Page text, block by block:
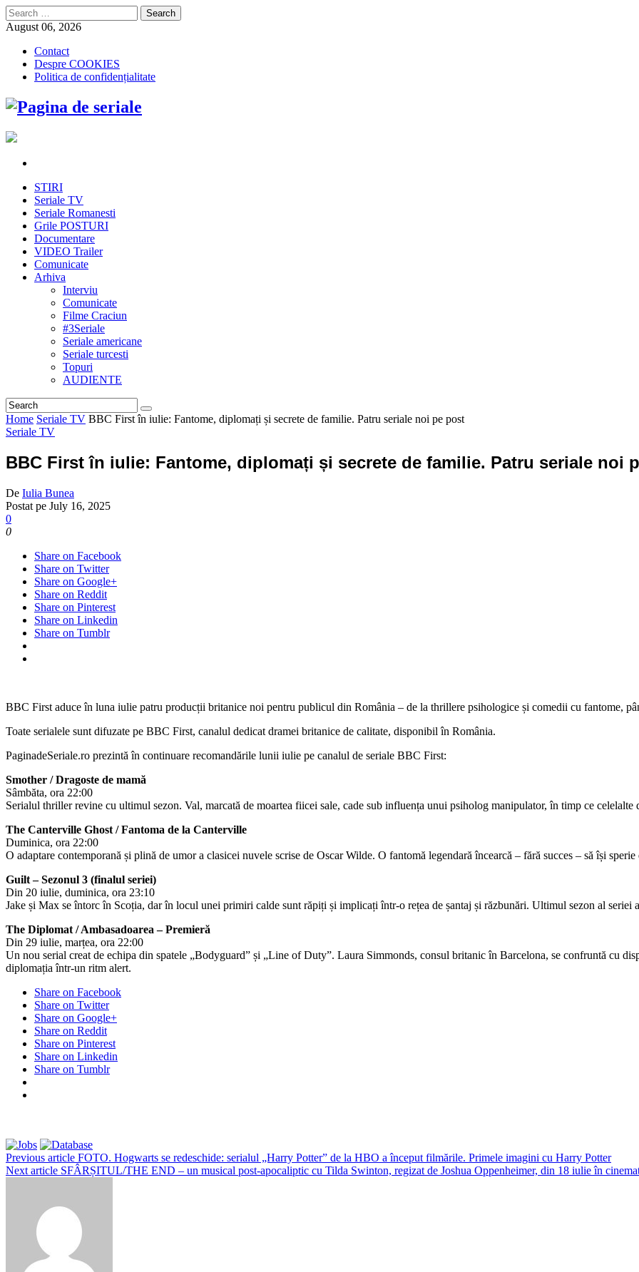
Search
for:
August 06, 2026
Contact
Despre COOKIES
Politica de confidențialitate
STIRI
Seriale TV
Seriale Romanesti
Grile POSTURI
Documentare
VIDEO Trailer
Comunicate
Arhiva
Interviu
Comunicate
Filme Craciun
#3Seriale
Seriale americane
Seriale turcesti
Topuri
AUDIENTE
Home Seriale TV BBC First în iulie: Fantome, diplomați și secrete de familie. Patru seriale noi pe post
Seriale TV
BBC First în iulie: Fantome, diplomați și secrete de familie. Patru seriale noi
De Iulia Bunea
Postat pe July 16, 2025
0
0
Share on Facebook
Share on Twitter
Share on Google+
Share on Reddit
Share on Pinterest
Share on Linkedin
Share on Tumblr
BBC First aduce în luna iulie patru producții britanice noi pentru publicul din România – de la thrillere psihologice și comedii cu fantome,
Toate serialele sunt difuzate pe BBC First, canalul dedicat dramei britanice de calitate, disponibil în România.
PaginadeSeriale.ro prezintă în continuare recomandările lunii iulie pe canalul de seriale BBC First:
Smother / Dragoste de mamă
Sâmbăta, ora 22:00
Serialul thriller revine cu ultimul sezon. Val, marcată de moartea fiicei sale, cade sub influența unui psiholog manipulator, în timp ce
The Canterville Ghost / Fantoma de la Canterville
Duminica, ora 22:00
O adaptare contemporană și plină de umor a clasicei nuvele scrise de Oscar Wilde. O fantomă legendară încearcă – fără succes – să își
Guilt – Sezonul 3 (finalul seriei)
Din 20 iulie, duminica, ora 23:10
Jake și Max se întorc în Scoția, dar în locul unei primiri calde sunt răpiți și implicați într-o rețea de șantaj și răzbunări. Ultimul sezon al seriei
The Diplomat / Ambasadoarea – Premieră
Din 29 iulie, marțea, ora 22:00
Un nou serial creat de echipa din spatele „Bodyguard” și „Line of Duty”. Laura Simmonds, consul britanic în Barcelona, se confruntă cu
diplomația într-un ritm alert.
Share on Facebook
Share on Twitter
Share on Google+
Share on Reddit
Share on Pinterest
Share on Linkedin
Share on Tumblr
Previous article FOTO. Hogwarts se redeschide: serialul „Harry Potter” de la HBO a început filmările. Primele imagini cu Harry Potter
Next article SFÂRȘITUL/THE END – un musical post-apocaliptic cu Tilda Swinton, regizat de Joshua Oppenheimer, din 18 iulie în